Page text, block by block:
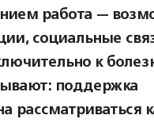
работа —
социальные
к
поддержка